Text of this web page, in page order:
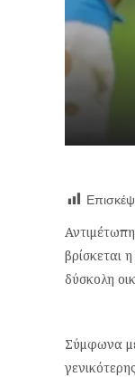
βρίσκεται η
δύσκολη
Σύμφωνα